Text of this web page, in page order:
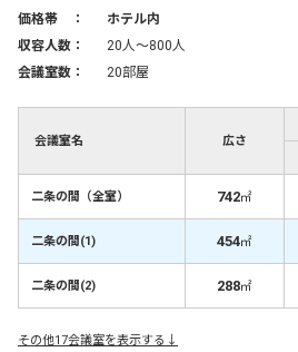
価格帯 ：
ホテル内
収容人数：
20人〜800人
会議室数：
20部屋
会議室名 広さ
二条の間（全室） 742㎡
二条の間(1) 454㎡
二条の間(2) 288㎡
その他17会議室を表示する↓